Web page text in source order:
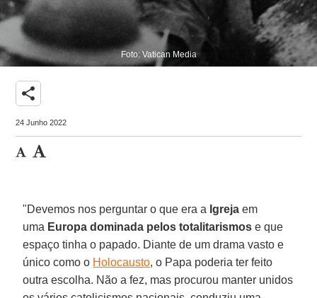
Foto: Vatican Media
share
24 Junho 2022
"Devemos nos perguntar o que era a Igreja em
uma Europa dominada pelos totalitarismos e que
espaço tinha o papado. Diante de um drama vasto e
único como o Holocausto, o Papa poderia ter feito
outra escolha. Não a fez, mas procurou manter unidos